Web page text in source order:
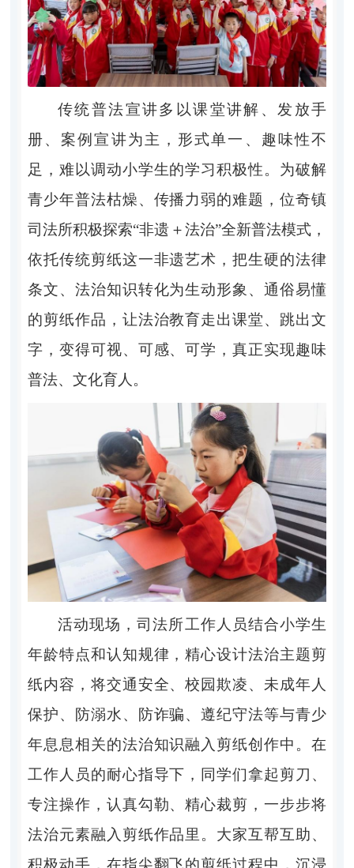
传统普法宣讲多以课堂讲解、发放手
册、案例宣讲为主，形式单一、趣味性不
足，难以调动小学生的学习积极性。为破解
青少年普法枯燥、传播力弱的难题，位奇镇
司法所积极探索“非遗＋法治”全新普法模式，
依托传统剪纸这一非遗艺术，把生硬的法律
条文、法治知识转化为生动形象、通俗易懂
的剪纸作品，让法治教育走出课堂、跳出文
字，变得可视、可感、可学，真正实现趣味
普法、文化育人。
活动现场，司法所工作人员结合小学生
年龄特点和认知规律，精心设计法治主题剪
纸内容，将交通安全、校园欺凌、未成年人
保护、防溺水、防诈骗、遵纪守法等与青少
年息息相关的法治知识融入剪纸创作中。在
工作人员的耐心指导下，同学们拿起剪刀、
专注操作，认真勾勒、精心裁剪，一步步将
法治元素融入剪纸作品里。大家互帮互助、